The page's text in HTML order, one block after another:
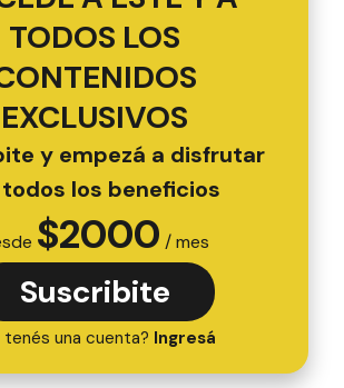
TODOS LOS
EXCLUSIVOS
y empezá a disfrutar
los beneficios
$2000 / mes
Suscribite
tenés una cuenta? Ingresá